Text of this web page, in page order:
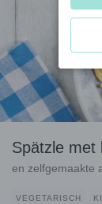
Spätzle met
en zelfgemaakte
VEGETARISCH